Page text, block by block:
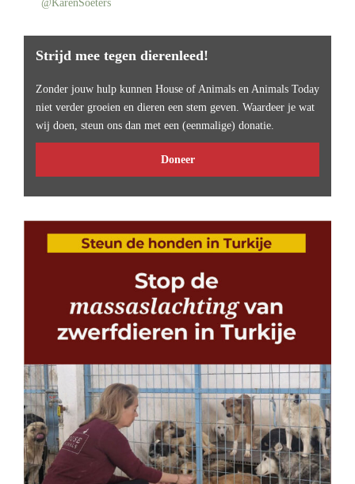
@KarenSoeters
Strijd mee tegen dierenleed!
Zonder jouw hulp kunnen House of Animals en Animals Today
niet verder groeien en dieren een stem geven. Waardeer je wat
wij doen, steun ons dan met een (eenmalige) donatie.
Doneer